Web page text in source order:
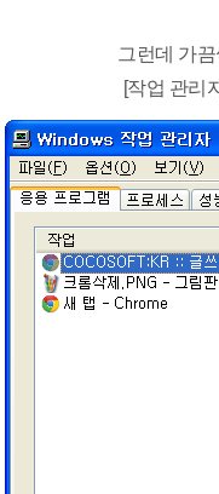
그런데 가
[작업 관리